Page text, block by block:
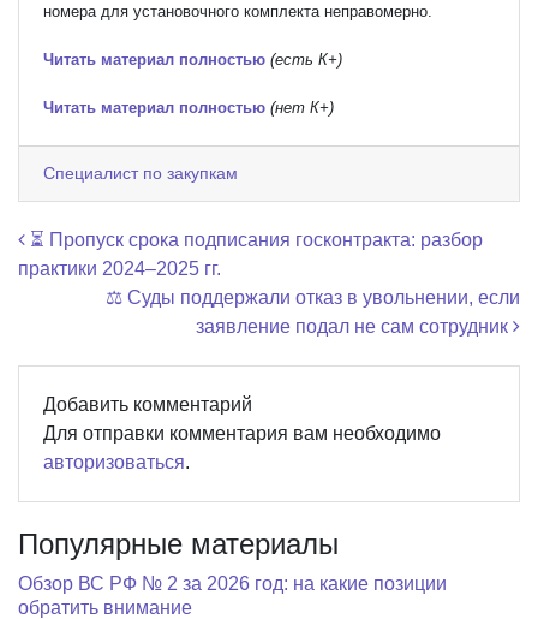
номера для установочного комплекта неправомерно.
Читать материал полностью (есть К+)
Читать материал полностью (нет К+)
Специалист по закупкам
Навигация по записям
⏳ Пропуск срока подписания госконтракта: разбор
практики 2024–2025 гг.
⚖️ Суды поддержали отказ в увольнении, если
заявление подал не сам сотрудник
Добавить комментарий
Для отправки комментария вам необходимо
авторизоваться.
Популярные материалы
Обзор ВС РФ № 2 за 2026 год: на какие позиции
обратить внимание